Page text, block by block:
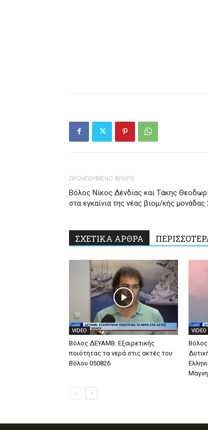
ΠΡΟΗΓΟΥΜΕΝΟ ΑΡΘΡΟ
Βόλος Νίκος Δένδιας και Τάκης
στα εγκαίνια της νέας βιομ/κής μονάδας
ΣΧΕΤΙΚΑ ΑΡΘΡΑ
VIDEO
Βόλος ΔΕΥΑΜΒ: Εξαιρετικής
ποιότητας τα νερά στις ακτές του
Βόλου 050826
VIDEO